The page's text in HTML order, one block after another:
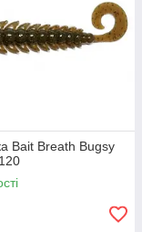
Bait Breath Bugsy